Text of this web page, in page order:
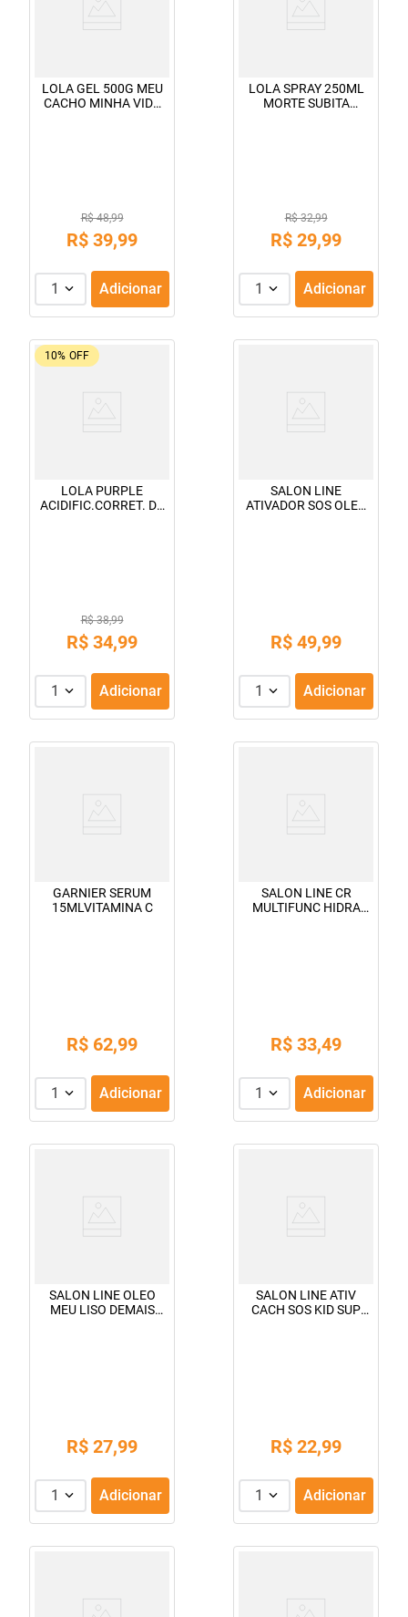
LOLA GEL 500G MEU
CACHO MINHA VIDA
R$ 48,99
R$ 39,99
1 Adicionar
LOLA SPRAY 250ML
MORTE SUBITA
R$ 32,99
R$ 29,99
1 Adicionar
10% OFF
LOLA PURPLE
ACIDIFIC.CORRET. DE
R$ 38,99
R$ 34,99
1 Adicionar
SALON LINE
ATIVADOR SOS OLEO
R$ 49,99
1 Adicionar
GARNIER SERUM
15MLVITAMINA C
R$ 62,99
1 Adicionar
SALON LINE CR
MULTIFUNC HIDRA
R$ 33,49
1 Adicionar
SALON LINE OLEO
MEU LISO DEMAIS
R$ 27,99
1 Adicionar
SALON LINE ATIV
CACH SOS KID SUP
R$ 22,99
1 Adicionar